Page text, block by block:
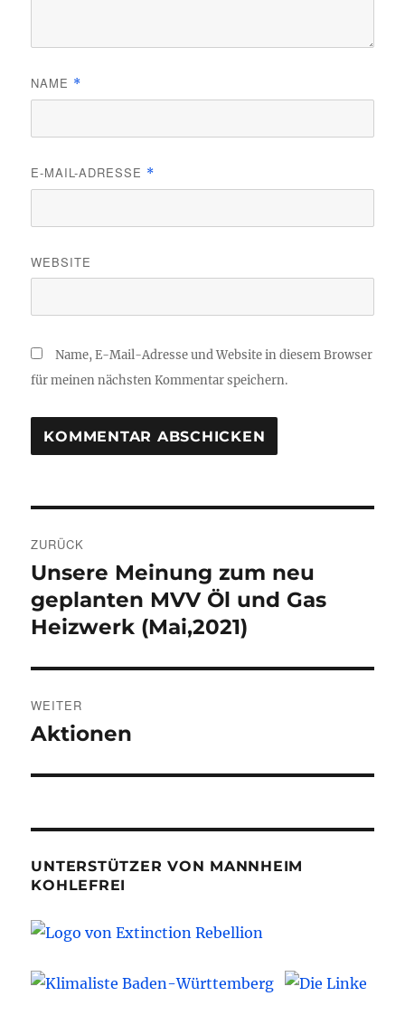
NAME *
E-MAIL-ADRESSE *
WEBSITE
Name, E-Mail-Adresse und Website in diesem Browser
für meinen nächsten Kommentar speichern.
ZURÜCK
Vorheriger
Beitrag:
Unsere Meinung zum neu
geplanten MVV Öl und Gas
Heizwerk (Mai,2021)
WEITER
Nächster
Aktionen
UNTERSTÜTZER VON MANNHEIM
KOHLEFREI